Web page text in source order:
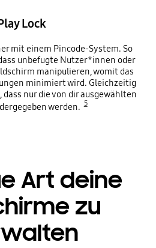
Lock
mit einem Pincode-System. So
unbefugte Nutzer*innen oder
manipulieren, womit das
minimiert wird. Gleichzeitig
nur die von dir ausgewählten
werden. 5
Art deine
zu